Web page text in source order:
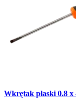
Wkrętak płaski 0.8